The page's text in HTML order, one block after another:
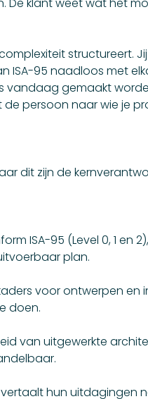
De klant weet wat het
structureert.
ISA-95 naadloos met
vandaag gemaakt
de persoon naar wie je
dit zijn de
ISA-95 (Level 0, 1 en
plan.
voor ontwerpen en
doen.
van uitgewerkte
hun uitdagingen